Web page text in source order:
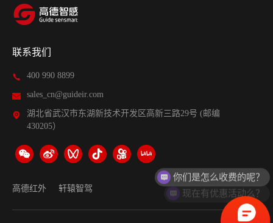
联系我们
400 990 8899
sales_cn@guideir.com
湖北省武汉市东湖新技术开发区高新三路29号 (邮编
430205）
高德红外 轩辕智驾
现在有优惠活动么？